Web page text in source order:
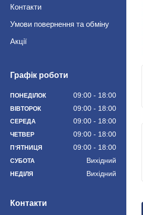
Контакти
Умови повернення та обміну
Акції
Графік роботи
ПОНЕДІЛОК 09:00 18:00
ВІВТОРОК 09:00 18:00
СЕРЕДА 09:00 18:00
ЧЕТВЕР 09:00 18:00
ПʼЯТНИЦЯ 09:00 18:00
СУБОТА Вихідний
НЕДІЛЯ Вихідний
Контакти